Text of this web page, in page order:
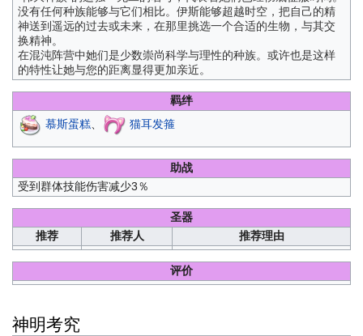
没有任何种族能够与它们相比。伊斯能够超越时空，把自己的精
神送到遥远的过去或未来，在那里挑选一个合适的生物，与其交
换精神。
在混沌阵营中她们是少数崇尚科学与理性的种族。或许也是这样
的特性让她与您的距离显得更加亲近。
羁绊
慕斯蛋糕、 猫耳发箍
助战
受到群体技能伤害减少3％
圣器
推荐
推荐人 推荐理由
评价
神明考究